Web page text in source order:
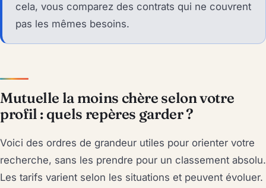
cela, vous comparez des contrats qui ne couvrent
pas les mêmes besoins.
Mutuelle la moins chère selon votre
profil : quels repères garder ?
Voici des ordres de grandeur utiles pour orienter votre
recherche, sans les prendre pour un classement absolu.
Les tarifs varient selon les situations et peuvent évoluer.